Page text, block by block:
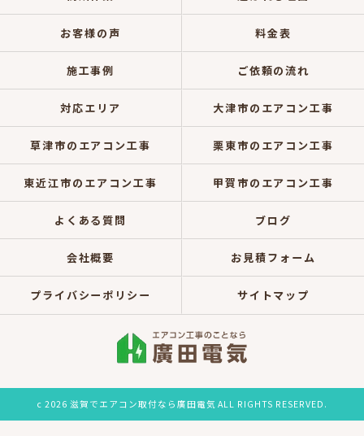
お客様の声 料金表
施工事例 ご依頼の流れ
対応エリア 大津市のエアコン工事
草津市のエアコン工事 栗東市のエアコン工事
東近江市のエアコン工事 甲賀市のエアコン工事
よくある質問 ブログ
会社概要 お見積フォーム
プライバシーポリシー サイトマップ
c 2026 滋賀でエアコン取付なら廣田電気 ALL RIGHTS RESERVED.